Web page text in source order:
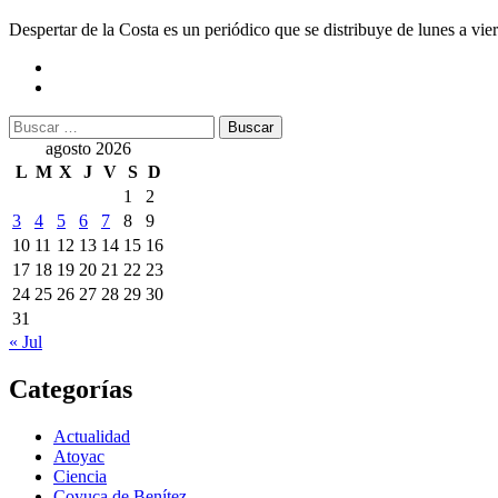
Despertar de la Costa es un periódico que se distribuye de lunes a
Buscar:
agosto 2026
L M X J V S D
1
2
3
4 5 6 7 8
9
10 11 12 13 14 15 16
17 18 19 20 21 22 23
24 25 26 27 28 29 30
31
« Jul
Categorías
Actualidad
Atoyac
Ciencia